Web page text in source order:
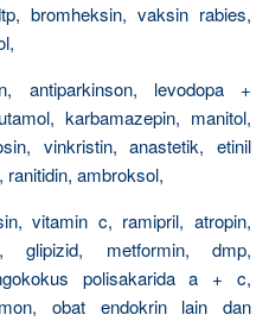
bromheksin, vaksin rabies,
antiparkinson, levodopa +
karbamazepin, manitol,
vinkristin, anastetik, etinil
ambroksol,
vitamin c, ramipril, atropin,
glipizid, metformin, dmp,
polisakarida a + c,
obat endokrin lain dan